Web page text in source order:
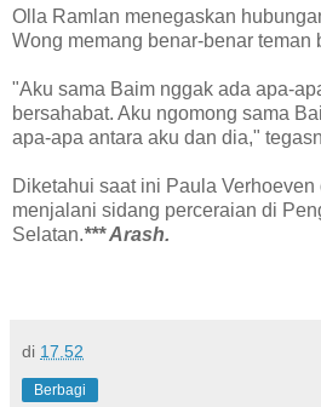
Olla Ramlan menegaskan
Wong memang benar-benar teman
"Aku sama Baim nggak ada apa-
bersahabat. Aku ngomong sama
apa-apa antara aku dan dia,"
Diketahui saat ini Paula
menjalani sidang perceraian di
Selatan.*** Arash.
di 17.52
Berbagi